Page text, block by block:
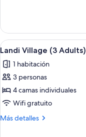
and
child)
Village
(3
Adults
child)
Ver
todas
las
fotos
de
Landi
Village
10
Landi Village (3 Adults)
1 habitación
3 personas
4 camas individuales
Wifi gratuito
Más detalles
Más